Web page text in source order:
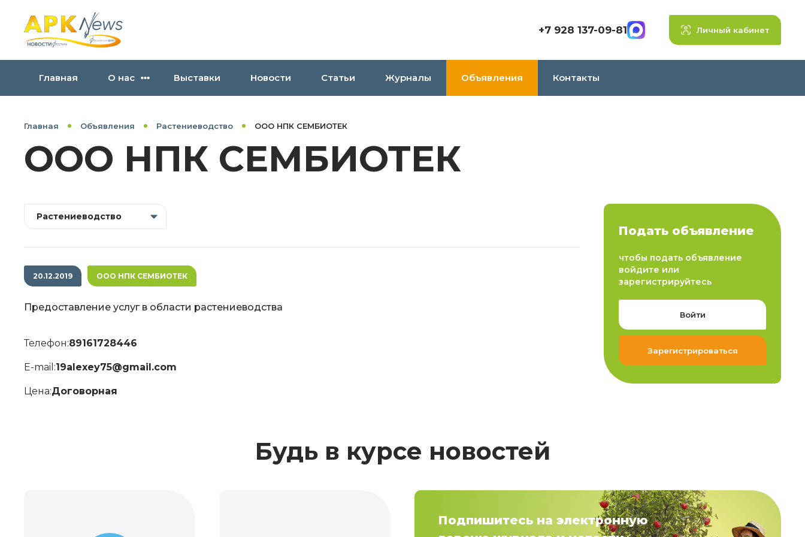
+7 928 137-09-81 Личный кабинет
Главная О нас Выставки Новости Статьи Журналы Объявления Контакты
Главная Объявления Растениеводство ООО НПК СЕМБИОТЕК
ООО НПК СЕМБИОТЕК
Подать объявление
чтобы подать объявление
войдите или
зарегистрируйтесь
Войти
Зарегистрироваться
Растениеводство
20.12.2019 ООО НПК СЕМБИОТЕК
Предоставление услуг в области растениеводства
Телефон:89161728446
E-mail:19alexey75@gmail.com
Цена:Договорная
Будь в курсе новостей
Подпишитесь на электронную